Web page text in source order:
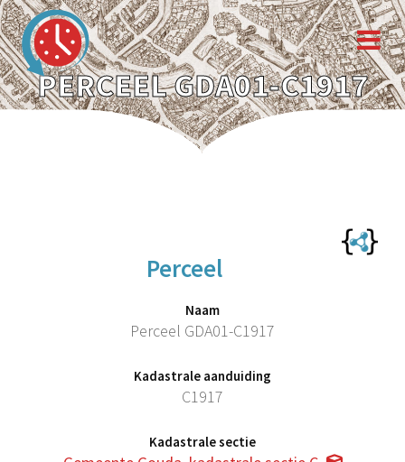
PERCEEL GDA01-C1917
Perceel
Naam
Perceel GDA01-C1917
Kadastrale aanduiding
C1917
Kadastrale sectie